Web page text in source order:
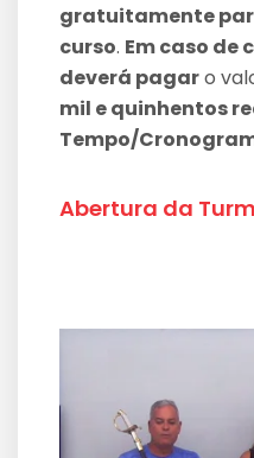
gratuitamente
curso. Em caso de
deverá pagaro
mil e quinhentos
Tempo/
Abertura da